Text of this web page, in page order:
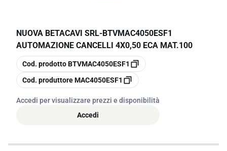
NUOVA BETACAVI SRL-BTVMAC4050ESF1
AUTOMAZIONE CANCELLI 4X0,50 ECA MAT.100
copia
Cod. prodottoBTVMAC4050ESF1
copia
Cod. produttoreMAC4050ESF1
Accedi per visualizzare prezzi e disponibilità
Accedi